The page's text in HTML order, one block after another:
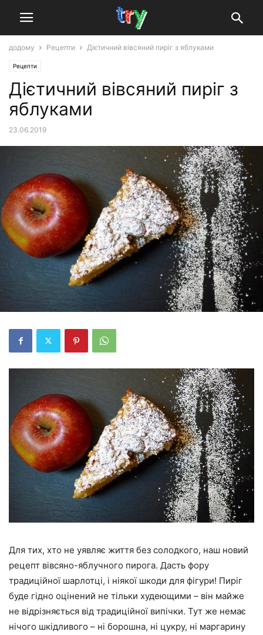
додому Рецепти Дієтичний вівсяний пиріг з яблуками
Рецепти
Дієтичний вівсяний пиріг з
яблуками
23.06.2019
Для тих, хто не уявляє життя без солодкого, наш новий
рецепт вівсяно-яблучного пирога. Дасть фору
традиційної шарлотці, і ніякої шкоди для фігури! Пиріг
буде гідно оцінений не тільки худеющими – він майже
не відрізняється від традиційної випічки. Тут же немає
нічого шкідливого – ні борошна, ні цукру, ні маргарину